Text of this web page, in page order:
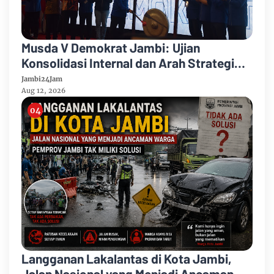
Musda V Demokrat Jambi: Ujian
Konsolidasi Internal dan Arah Strategi
Politik 2026–2031, Ahmad Fauzi Ansori
Calon Ketua
Jambi24Jam
Aug 12, 2026
Langganan Lakalantas di Kota Jambi,